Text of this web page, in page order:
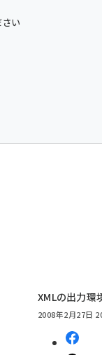
さい
XMLの出力環
2008年2月27日